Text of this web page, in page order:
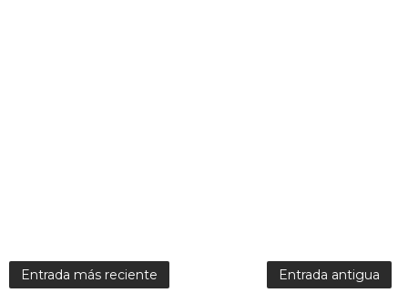
Entrada más reciente Entrada antigua